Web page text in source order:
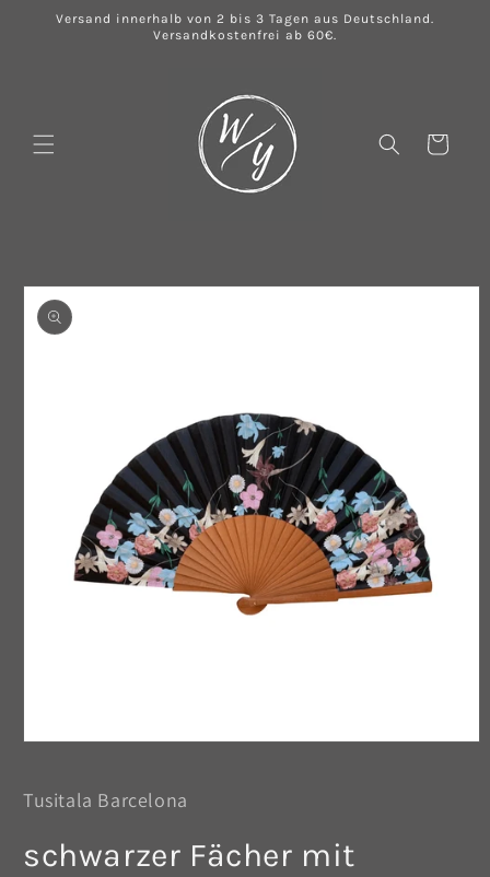
zumVersand innerhalb von 2 bis 3 Tagen aus Deutschland.
Versandkostenfrei ab 60€.
Warenkorb
Modal
Tusitala Barcelona
schwarzer Fächer mit